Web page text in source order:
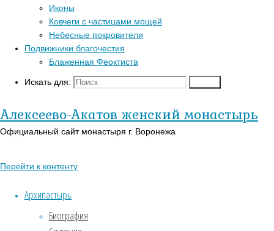
Иконы
Ковчеги с частицами мощей
Небесные покровители
Подвижники благочестия
Блаженная Феоктиста
Искать для:
Алексеево-Акатов женский монастырь
Официальный сайт монастыря г. Воронежа
Перейти к контенту
Архипастырь
Биография
святителей
Собор
трёх
12.02.2026
12
Блаженная Феоктиста
Контакты
Для паломников
История
Заказать требы
Святыни
Страницы
Духовный кант «Матерь
Духовный кант «Слава Богу
В-
Православии.рф